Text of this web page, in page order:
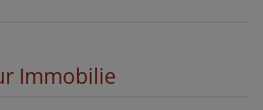
Immobilie